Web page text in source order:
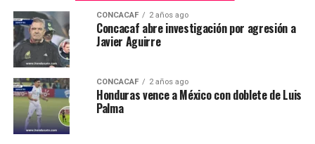
CONCACAF 2 años ago
Concacaf abre investigación por agresión a
Javier Aguirre
CONCACAF 2 años ago
Honduras vence a México con doblete de Luis
Palma